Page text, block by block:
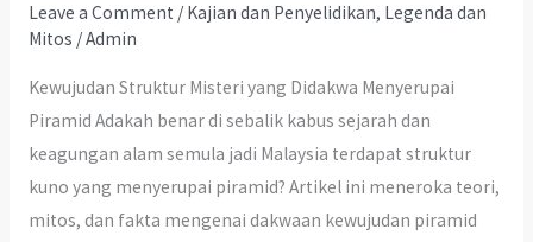
Leave a Comment / Kajian dan Penyelidikan, Legenda dan
Mitos /Admin
Kewujudan Struktur Misteri yang Didakwa Menyerupai
Piramid Adakah benar di sebalik kabus sejarah dan
keagungan alam semula jadi Malaysia terdapat struktur
kuno yang menyerupai piramid? Artikel ini meneroka teori,
mitos, dan fakta mengenai dakwaan kewujudan piramid